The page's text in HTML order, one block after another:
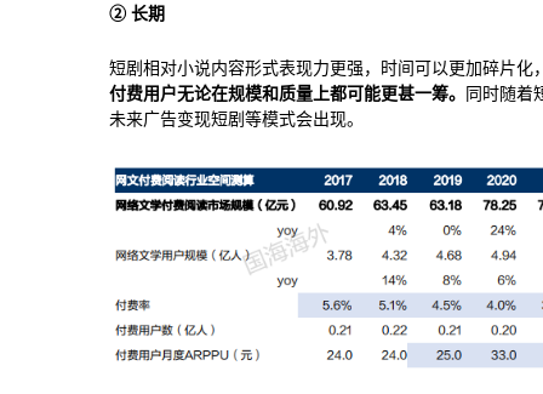
② 长期
短剧相对小说内容形式表现力更强，时间可以更加碎片化
付费用户无论在规模和质量上都可能更甚一筹。
同时随着
未来广告变现短剧等模式会出现。